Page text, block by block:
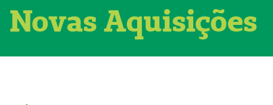
Novas Aquisições